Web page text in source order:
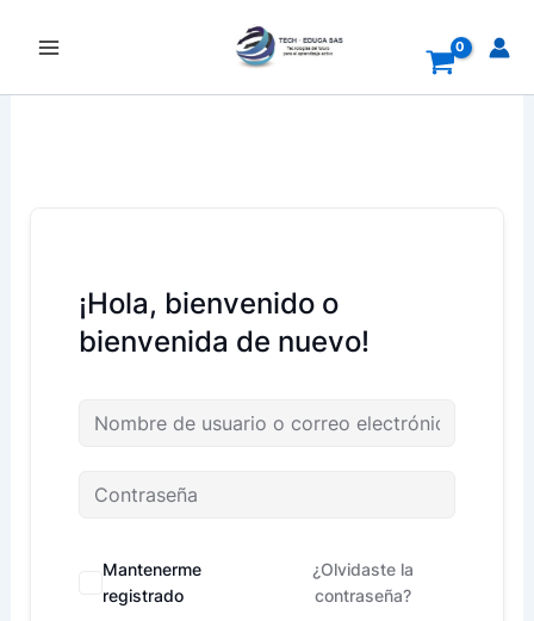
¡Hola, bienvenido o
bienvenida de nuevo!
Mantenerme
registrado
¿Olvidaste la
contraseña?